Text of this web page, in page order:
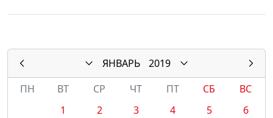
ЯНВАРЬ
2019
ПН
ВТ СР ЧТ ПТ СБ
ВС
1
2 3 4 5
6